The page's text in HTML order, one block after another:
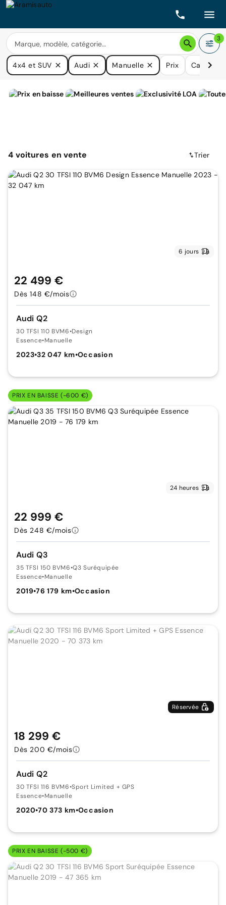
3
4x4 et SUV Audi Manuelle Prix
4 voitures en vente Trier
6 jours
Audi Q2
30 TFSI 110 BVM6•Design
Essence•Manuelle
2023•32 047 km•Occasion
22 499 €
Dès 148 €/mois
PRIX EN BAISSE (-600 €)
24 heures
Audi Q3
35 TFSI 150 BVM6•Q3 Suréquipée
Essence•Manuelle
2019•76 179 km•Occasion
22 999 €
Dès 248 €/mois
Réservée
Audi Q2
30 TFSI 116 BVM6•Sport Limited + GPS
Essence•Manuelle
2020•70 373 km•Occasion
18 299 €
Dès 200 €/mois
PRIX EN BAISSE (-500 €)